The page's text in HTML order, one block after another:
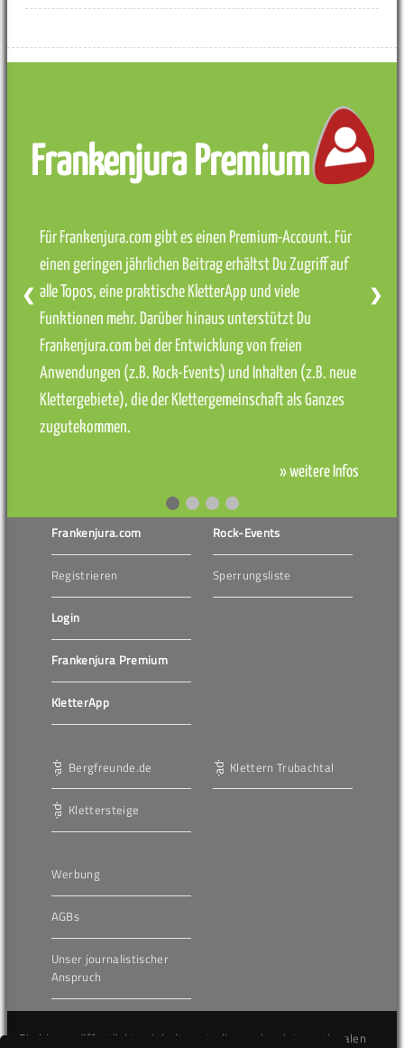
Frankenjura Premium
Für Frankenjura.com gibt es einen Premium-Account. Für
einen geringen jährlichen Beitrag erhältst Du Zugriff auf
alle Topos, eine praktische KletterApp und viele
Funktionen mehr. Darüber hinaus unterstützt Du
Frankenjura.com bei der Entwicklung von freien
Anwendungen (z.B. Rock-Events) und Inhalten (z.B. neue
Klettergebiete), die der Klettergemeinschaft als Ganzes
zugutekommen.
» weitere Infos
❮ ❯
Frankenjura.com
Registrieren
Login
Frankenjura Premium
KletterApp
Rock-Events
Sperrungsliste
Bergfreunde.de
Klettersteige
Klettern Trubachtal
Werbung
AGBs
Unser journalistischer
Anspruch
Die hier veröffentlichten Inhalte unterliegen dem internationalen